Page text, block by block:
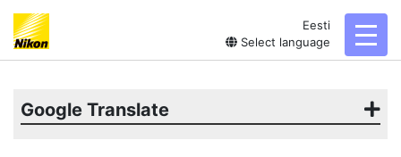
Eesti
Select language
Google Translate